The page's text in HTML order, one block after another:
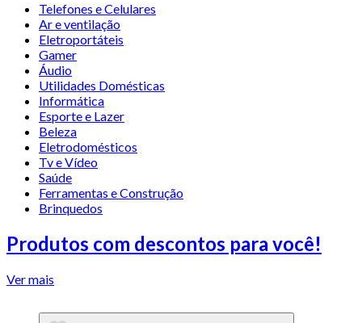
Telefones e Celulares
Ar e ventilação
Eletroportáteis
Gamer
Áudio
Utilidades Domésticas
Informática
Esporte e Lazer
Beleza
Eletrodomésticos
Tv e Vídeo
Saúde
Ferramentas e Construção
Brinquedos
Produtos com descontos para você!
Ver mais